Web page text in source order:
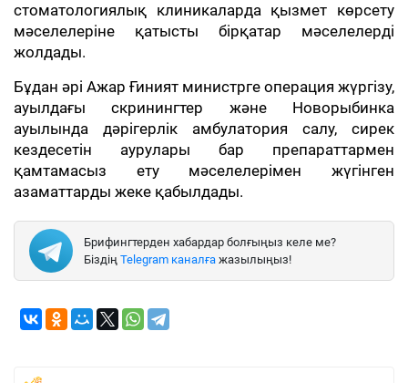
стоматологиялық клиникаларда қызмет көрсету
мәселелеріне қатысты бірқатар мәселелерді
жолдады.
Бұдан әрі Ажар Ғиният министрге операция жүргізу,
ауылдағы скринингтер және Новорыбинка
ауылында дәрігерлік амбулатория салу, сирек
кездесетін аурулары бар препараттармен
қамтамасыз ету мәселелерімен жүгінген
азаматтарды жеке қабылдады.
Брифингтерден хабардар болғыңыз келе ме?
Біздің Telegram каналға жазылыңыз!